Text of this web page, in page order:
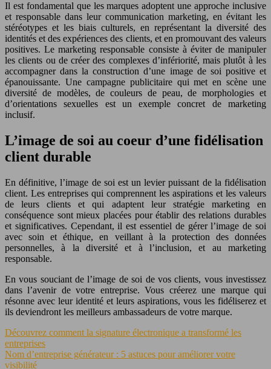
Il est fondamental que les marques adoptent une approche inclusive
et responsable dans leur communication marketing, en évitant les
stéréotypes et les biais culturels, en représentant la diversité des
identités et des expériences des clients, et en promouvant des valeurs
positives. Le marketing responsable consiste à éviter de manipuler
les clients ou de créer des complexes d’infériorité, mais plutôt à les
accompagner dans la construction d’une image de soi positive et
épanouissante. Une campagne publicitaire qui met en scène une
diversité de modèles, de couleurs de peau, de morphologies et
d’orientations sexuelles est un exemple concret de marketing
inclusif.
L’image de soi au coeur d’une fidélisation
client durable
En définitive, l’image de soi est un levier puissant de la fidélisation
client. Les entreprises qui comprennent les aspirations et les valeurs
de leurs clients et qui adaptent leur stratégie marketing en
conséquence sont mieux placées pour établir des relations durables
et significatives. Cependant, il est essentiel de gérer l’image de soi
avec soin et éthique, en veillant à la protection des données
personnelles, à la diversité et à l’inclusion, et au marketing
responsable.
En vous souciant de l’image de soi de vos clients, vous investissez
dans l’avenir de votre entreprise. Vous créerez une marque qui
résonne avec leur identité et leurs aspirations, vous les fidéliserez et
ils deviendront les meilleurs ambassadeurs de votre marque.
Découvrez comment la signature électronique a transformé les
entreprises
Nom d’entreprise générateur : 5 astuces pour améliorer votre
visibilité